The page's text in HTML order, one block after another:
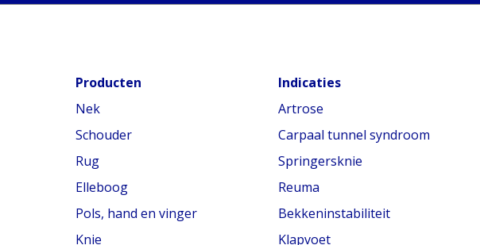
Producten
Nek
Schouder
Rug
Elleboog
Pols, hand en vinger
Knie
Indicaties
Artrose
Carpaal tunnel syndroom
Springersknie
Reuma
Bekkeninstabiliteit
Klapvoet